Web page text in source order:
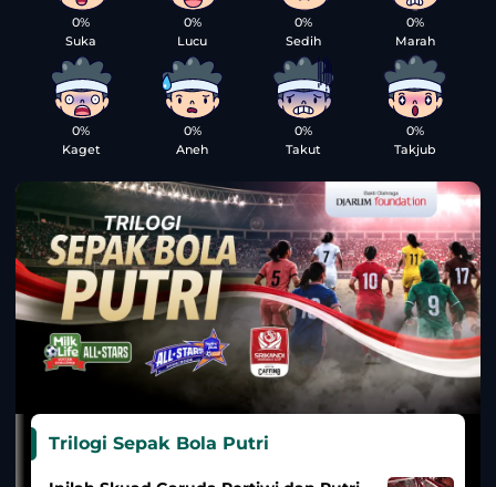
0%
Suka
0%
Lucu
0%
Sedih
0%
Marah
0%
Kaget
0%
Aneh
0%
Takut
0%
Takjub
Trilogi Sepak Bola Putri